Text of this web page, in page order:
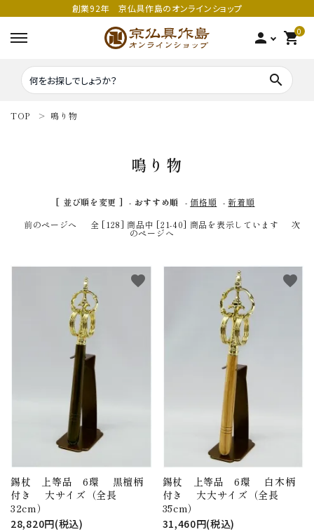
創業92年 京仏具作島のオンラインショップ
person 0
shopping_cart
search
五鈷
鳴り物
寺院仏具
アウトレット
ご利用ガイド
プライバシーポリシー
特定商取引法について
お問い合わせ
TOP 鳴り物
鳴り物
[ 並び順を変更 ] - おすすめ順 -価格順 -新着順
前のページへ
全 [128] 商品中 [21-40] 商品を表示しています 次
のページへ
錫杖 上等品 6環 黒檀柄
付き 大サイズ（全長
32cm）
28,820円(税込)
favorite
錫杖 上等品 6環 白木柄
付き 大大サイズ（全長
35cm）
31,460円(税込)
favorite